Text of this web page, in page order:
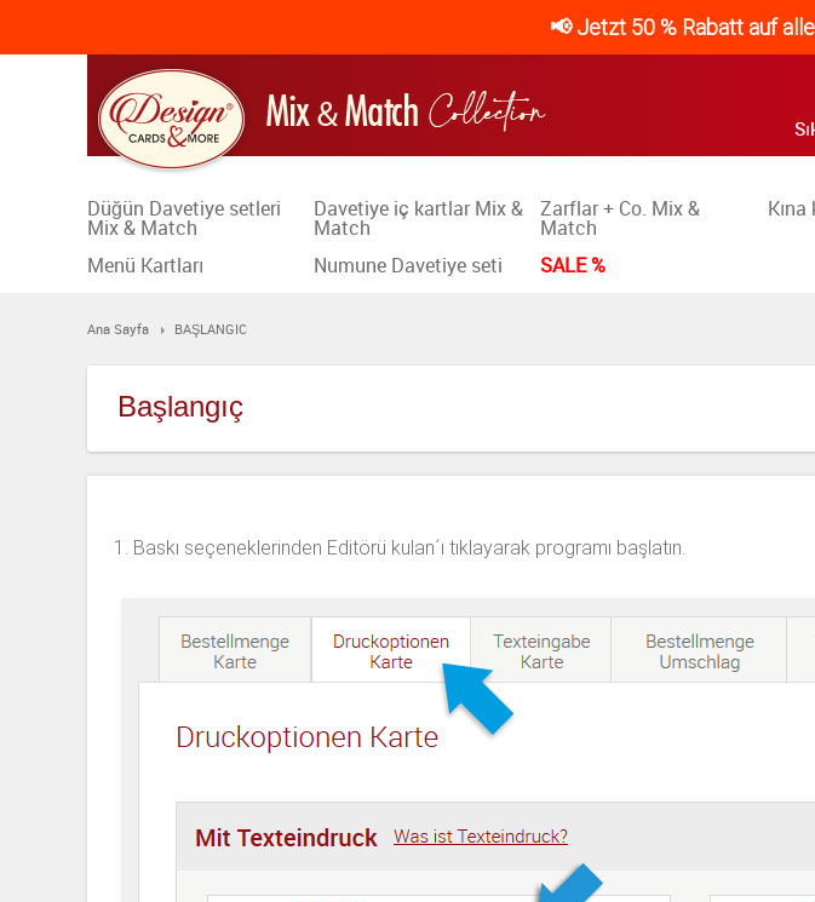
📢 Jetzt 50 % Rabatt auf
Düğün Davetiye setleri
Mix & Match
Davetiye iç kartlar Mix &
Match
Zarflar + Co. Mix &
Match
Kına
Menü Kartları Numune Davetiye seti SALE %
Ana Sayfa BAŞLANGIC
Başlangıç
1. Baskı seçeneklerinden Editörü kulan´ı tıklayarak programı başlatın.